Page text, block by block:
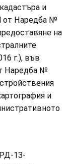
и
от Наредба №
на
г.), във
Наредба №
и
13-